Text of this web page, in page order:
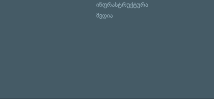
ინფრასტრუქტურა
მედია